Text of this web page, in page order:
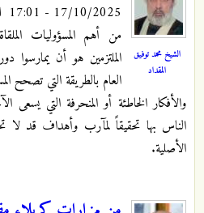
الشيخ محمد توفيق
المقداد
17/10/2025 - 17:01
من أهم المسؤوليات
الملتزمين هو أن يمارسوا
العام بالطريقة التي تصحح
والأفكار الخاطئة أو المنحرفة التي يسعى
الناس بها تحقيقاً لمآرب وأهداف قد لا
الأصلية.